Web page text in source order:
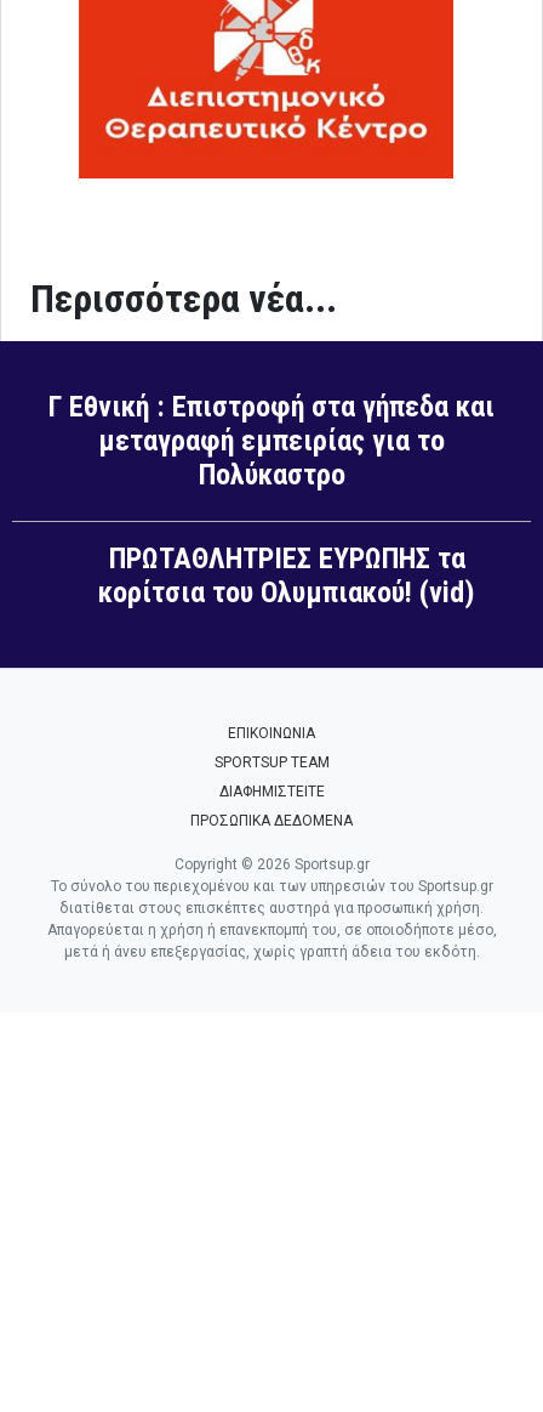
Περισσότερα νέα...
Γ Εθνική : Επιστροφή στα γήπεδα και
μεταγραφή εμπειρίας για το
Πολύκαστρο
ΠΡΩΤΑΘΛΗΤΡΙΕΣ ΕΥΡΩΠΗΣ τα
κορίτσια του Ολυμπιακού! (vid)
ΕΠΙΚΟΙΝΩΝΙΑ
SPORTSUP TEAM
ΔΙΑΦΗΜΙΣΤΕΙΤΕ
ΠΡΟΣΩΠΙΚΑ ΔΕΔΟΜΕΝΑ
Copyright © 2026 Sportsup.gr
Το σύνολο του περιεχομένου και των υπηρεσιών του Sportsup.gr
διατίθεται στους επισκέπτες αυστηρά για προσωπική χρήση.
Απαγορεύεται η χρήση ή επανεκπομπή του, σε οποιοδήποτε μέσο,
μετά ή άνευ επεξεργασίας, χωρίς γραπτή άδεια του εκδότη.